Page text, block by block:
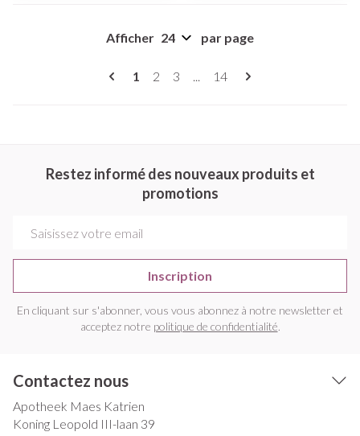
Vous lisez actuellement la page
1 Page
2 Page
3 ... Page
14
Afficher par page
Restez informé des nouveaux produits et
promotions
Inscription
En cliquant sur s'abonner, vous vous abonnez à notre newsletter et
acceptez notre politique de confidentialité.
Contactez nous
Apotheek Maes Katrien
Koning Leopold III-laan 39